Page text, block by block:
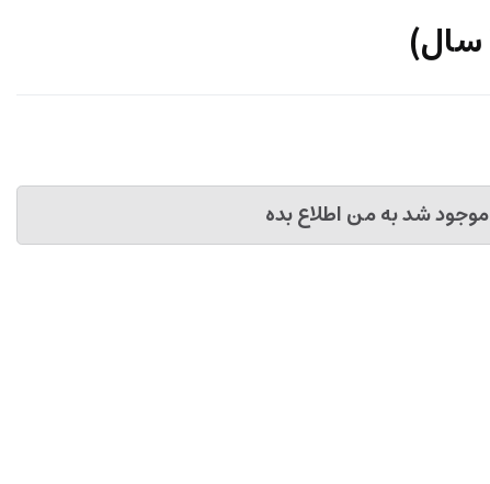
موجود شد به من اطلاع بده